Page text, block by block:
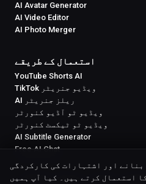
AI Avatar Generator
AI Video Editor
AI Photo Merger
استعمال کے طریقے
YouTube Shorts AI
TikTok ویڈیو جنریٹر
AI ریلز جنریٹر
ویڈیو ٹو آڈیو کنورٹر
ویڈیو ٹو ٹیکسٹ کنورٹر
AI Subtitle Generator
Free AI Chat
بنانے اور اشتہارات کی کارکردگی
استعمال کرتے ہیں۔ کیا آپ ہمیں